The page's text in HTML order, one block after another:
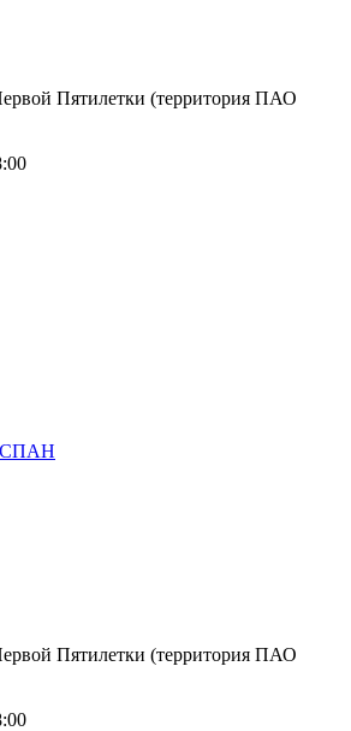
Пятилетки (территория ПАО
Пятилетки (территория ПАО